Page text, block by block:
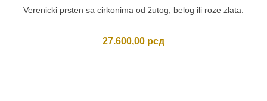
Verenicki prsten sa cirkonima od žutog, belog ili roze zlata.
27.600,00 рсд